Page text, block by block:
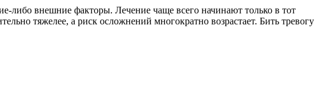
либо внешние факторы. Лечение чаще всего начинают только в тот
тяжелее, а риск осложнений многократно возрастает. Бить тревогу